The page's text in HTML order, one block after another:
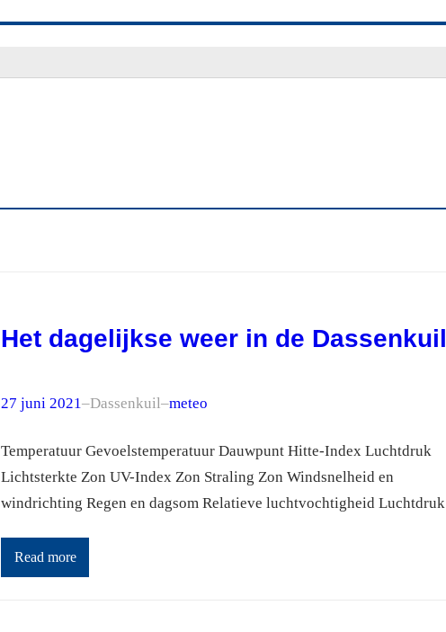
Het dagelijkse weer in de Dassenkuil
27 juni 2021–Dassenkuil–meteo
Temperatuur Gevoelstemperatuur Dauwpunt Hitte-Index Luchtdruk
Lichtsterkte Zon UV-Index Zon Straling Zon Windsnelheid en
windrichting Regen en dagsom Relatieve luchtvochtigheid Luchtdruk
Read more